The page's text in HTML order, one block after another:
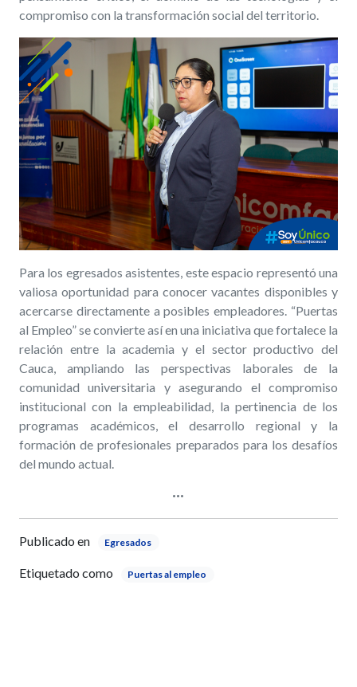
compromiso con la transformación social del territorio.
Para los egresados asistentes, este espacio representó una
valiosa oportunidad para conocer vacantes disponibles y
acercarse directamente a posibles empleadores. “Puertas
al Empleo” se convierte así en una iniciativa que fortalece la
relación entre la academia y el sector productivo del
Cauca, ampliando las perspectivas laborales de la
comunidad universitaria y asegurando el compromiso
institucional con la empleabilidad, la pertinencia de los
programas académicos, el desarrollo regional y la
formación de profesionales preparados para los desafíos
del mundo actual.
Publicado en Egresados
Etiquetado como Puertas al empleo